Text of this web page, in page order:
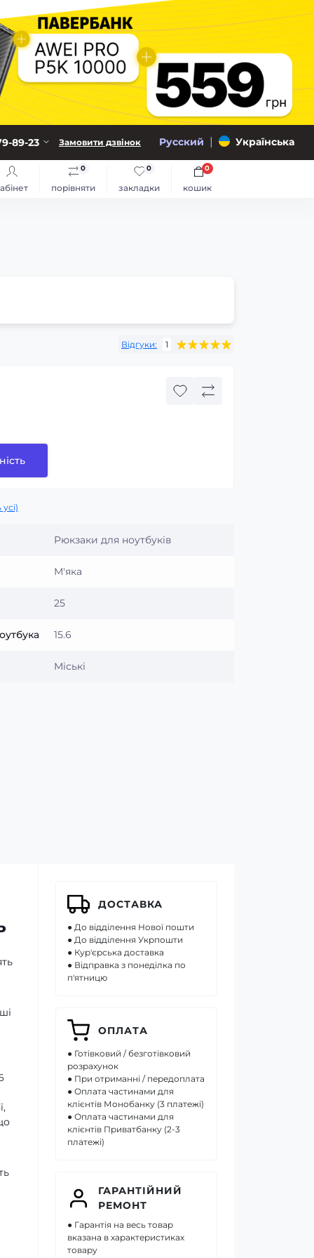
89-23 Замовити дзвінок Русский | Українська
порівняти
0
закладки
0
кошик
0
Відгуки: 1
Рюкзаки для ноутбуків
М'яка
25
15.6
Міські
ДОСТАВКА
● До відділення Нової пошти
● До відділення Укрпошти
● Кур'єрська доставка
● Відправка з понеділка по
п'ятницю
ОПЛАТА
● Готівковий / безготівковий
розрахунок
● При отриманні / передоплата
● Оплата частинами для
клієнтів Монобанку (3 платежі)
● Оплата частинами для
клієнтів Приватбанку (2-3
платежі)
ГАРАНТІЙНИЙ
РЕМОНТ
● Гарантія на весь товар
вказана в характеристиках
товару